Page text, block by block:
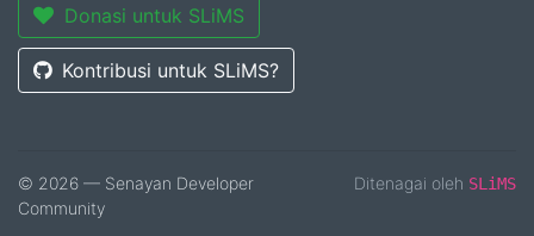
Donasi untuk SLiMS
Kontribusi untuk SLiMS?
© 2026 — Senayan Developer
Community
Ditenagai oleh SLiMS